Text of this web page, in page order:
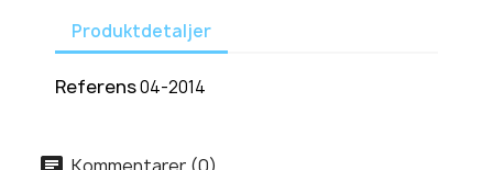
Produktdetaljer
Referens04-2014
Kommentarer (0)